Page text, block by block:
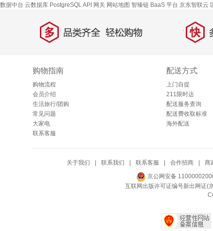
数据中台 云数据库 PostgreSQLAPI 网关 网站地图 智臻链 BaaS 平台 京东智联云
多 品类齐全，轻松购物 快 多
购物指南
购物流程
会员介绍
生活旅行/团购
常见问题
大家电
联系客服
配送方式
上门自提
211限时达
配送服务查询
配送费收取标准
海外配送
关于我们 联系我们 联系客服 合作招商 商
京公网安备
互联网出版许可证编号新出网证(